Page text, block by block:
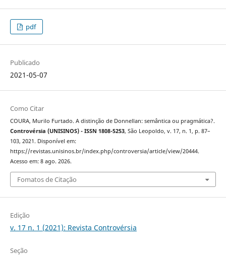
pdf
Publicado
2021-05-07
Como Citar
COURA, Murilo Furtado. A distinção de Donnellan: semântica ou pragmática?.
Controvérsia (UNISINOS) - ISSN 1808-5253, São Leopoldo, v. 17, n. 1, p. 87–
103, 2021. Disponível em:
https://revistas.unisinos.br/index.php/controversia/article/view/20444.
Acesso em: 8 ago. 2026.
Fomatos de Citação
Edição
v. 17 n. 1 (2021): Revista Controvérsia
Seção